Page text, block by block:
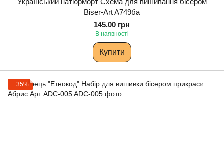
Український натюрморт Схема для вишивання бісером
Biser-Art A749ба
145.00 грн
В наявності
Купити
−35%